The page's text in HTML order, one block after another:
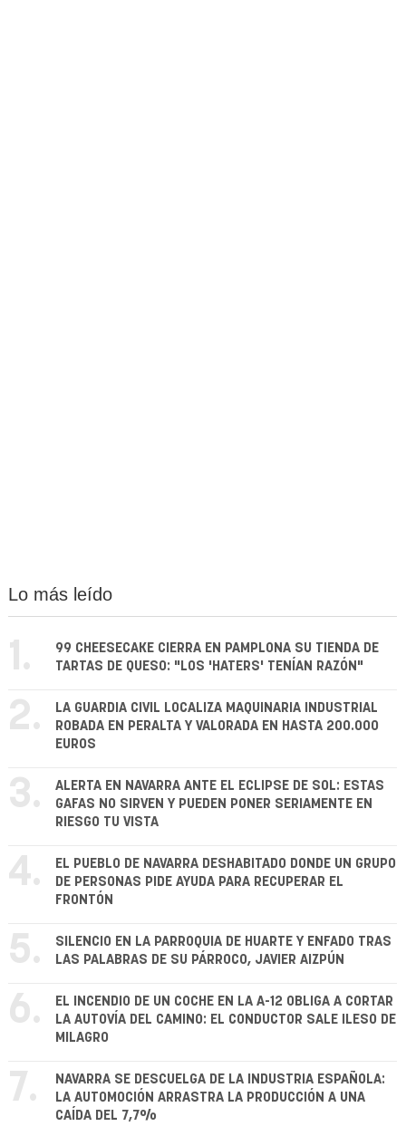
Lo más leído
1.
99 CHEESECAKE CIERRA EN PAMPLONA SU TIENDA DE
TARTAS DE QUESO: "LOS 'HATERS' TENÍAN RAZÓN"
2.
LA GUARDIA CIVIL LOCALIZA MAQUINARIA INDUSTRIAL
ROBADA EN PERALTA Y VALORADA EN HASTA 200.000
EUROS
3.
ALERTA EN NAVARRA ANTE EL ECLIPSE DE SOL: ESTAS
GAFAS NO SIRVEN Y PUEDEN PONER SERIAMENTE EN
RIESGO TU VISTA
4.
EL PUEBLO DE NAVARRA DESHABITADO DONDE UN GRUPO
DE PERSONAS PIDE AYUDA PARA RECUPERAR EL
FRONTÓN
5.
SILENCIO EN LA PARROQUIA DE HUARTE Y ENFADO TRAS
LAS PALABRAS DE SU PÁRROCO, JAVIER AIZPÚN
6.
EL INCENDIO DE UN COCHE EN LA A-12 OBLIGA A CORTAR
LA AUTOVÍA DEL CAMINO: EL CONDUCTOR SALE ILESO DE
MILAGRO
7.
NAVARRA SE DESCUELGA DE LA INDUSTRIA ESPAÑOLA:
LA AUTOMOCIÓN ARRASTRA LA PRODUCCIÓN A UNA
CAÍDA DEL 7,7%